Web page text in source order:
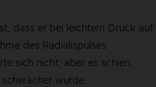
dass er bei leichtem Druck auf
des Radialispulses
sich nicht, aber es schien,
wurde.